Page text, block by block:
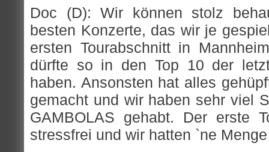
Doc (D): Wir können stolz
besten Konzerte, das wir je
ersten Tourabschnitt in
dürfte so in den Top 10 der
haben. Ansonsten hat alles
gemacht und wir haben sehr viel
GAMBOLAS gehabt. Der erste
stressfrei und wir hatten `ne